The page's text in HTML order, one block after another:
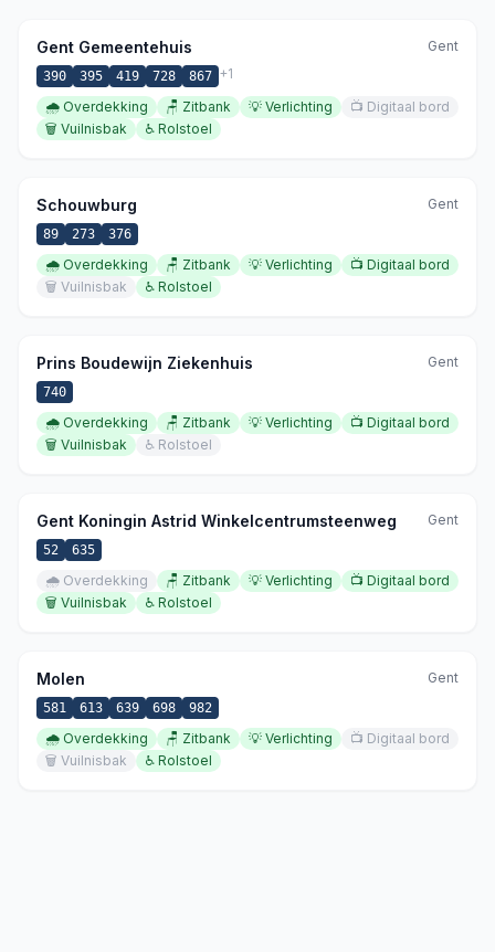
Gent Gemeentehuis Gent
390 395 419 728 867 +1
🌧️ Overdekking 🪑 Zitbank 💡 Verlichting 📺 Digitaal bord
🗑️ Vuilnisbak ♿ Rolstoel
Schouwburg Gent
89 273 376
🌧️ Overdekking 🪑 Zitbank 💡 Verlichting 📺 Digitaal bord
🗑️ Vuilnisbak ♿ Rolstoel
Prins Boudewijn Ziekenhuis Gent
740
🌧️ Overdekking 🪑 Zitbank 💡 Verlichting 📺 Digitaal bord
🗑️ Vuilnisbak ♿ Rolstoel
Gent Koningin Astrid Winkelcentrumsteenweg Gent
52 635
🌧️ Overdekking 🪑 Zitbank 💡 Verlichting 📺 Digitaal bord
🗑️ Vuilnisbak ♿ Rolstoel
Molen Gent
581 613 639 698 982
🌧️ Overdekking 🪑 Zitbank 💡 Verlichting 📺 Digitaal bord
🗑️ Vuilnisbak ♿ Rolstoel